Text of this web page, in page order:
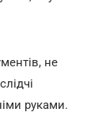
не
руками.